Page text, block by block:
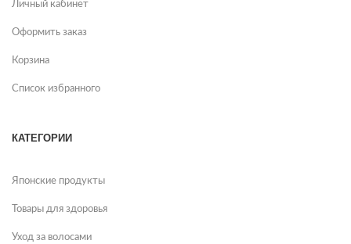
Личный кабинет
Оформить заказ
Корзина
Список избранного
КАТЕГОРИИ
Японские продукты
Товары для здоровья
Уход за волосами